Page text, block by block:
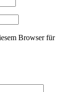
Browser für